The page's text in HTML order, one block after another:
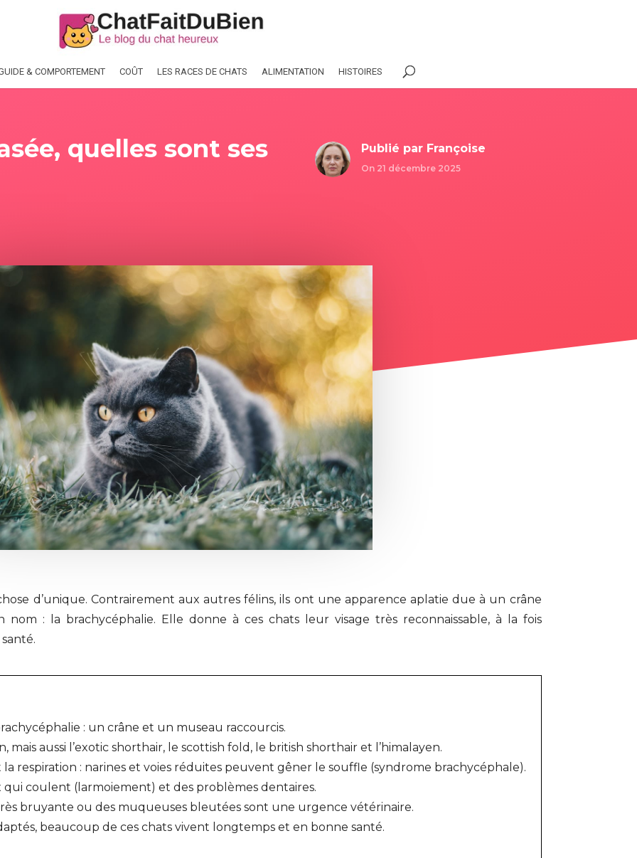
& COMPORTEMENT COÛT LES RACES DE CHATS ALIMENTATION HISTOIRES
quelles sont ses
Publié par Françoise
On 21 décembre 2025
d’unique. Contrairement aux autres félins, ils ont une apparence aplatie due à un crâne
: la brachycéphalie. Elle donne à ces chats leur visage très reconnaissable, à la fois
: un crâne et un museau raccourcis.
mais aussi l’exotic shorthair, le scottish fold, le british shorthair et l’himalayen.
respiration : narines et voies réduites peuvent gêner le souffle (syndrome brachycéphale).
qui coulent (larmoiement) et des problèmes dentaires.
bruyante ou des muqueuses bleutées sont une urgence vétérinaire.
beaucoup de ces chats vivent longtemps et en bonne santé.